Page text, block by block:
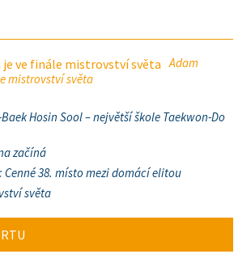
Adam
mistrovství světa
Hosin Sool – největší škole Taekwon-Do
začíná
38. místo mezi domácí elitou
světa